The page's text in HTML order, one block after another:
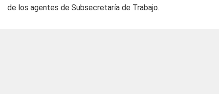
de los agentes de Subsecretaría de Trabajo.